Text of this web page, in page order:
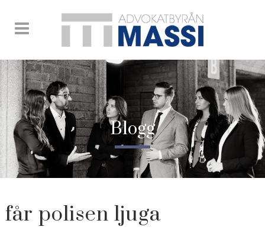
Blogg
får polisen ljuga